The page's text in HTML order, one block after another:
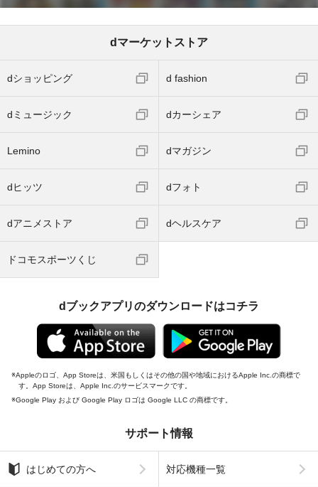
dマーケットストア
dショッピング d fashion
dミュージック dカーシェア
Lemino dマガジン
dヒッツ dフォト
dアニメストア dヘルスケア
ドコモスポーツくじ
dブックアプリのダウンロードはコチラ
Appleのロゴ、App Storeは、米国もしくはその他の国や地域におけるApple Inc.の商標で
す。App Storeは、Apple Inc.のサービスマークです。
Google Play および Google Play ロゴは Google LLC の商標です。
サポート情報
はじめての方へ 対応機種一覧